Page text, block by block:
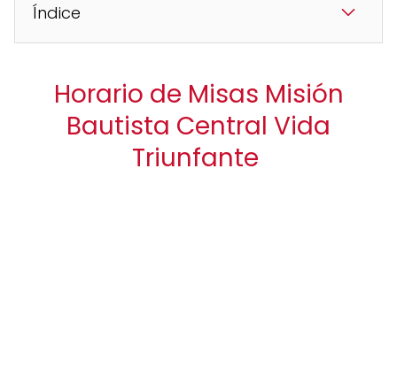
Índice
Horario de Misas Misión
Bautista Central Vida
Triunfante